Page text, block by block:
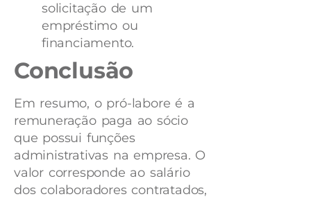
solicitação de um
empréstimo ou
financiamento.
Conclusão
Em resumo, o pró-labore é a
remuneração paga ao sócio
que possui funções
administrativas na empresa. O
valor corresponde ao salário
dos colaboradores contratados,